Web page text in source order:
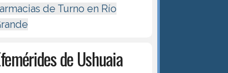
de Turno en Río
de Ushuaia